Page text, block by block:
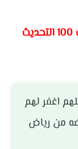
ملف ايم بوت 100 التحديث
اغفر لهم
من رياض